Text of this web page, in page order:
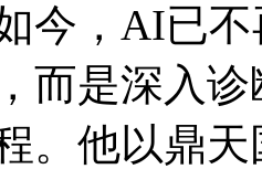
如今，AI
而是深入诊
。他以鼎